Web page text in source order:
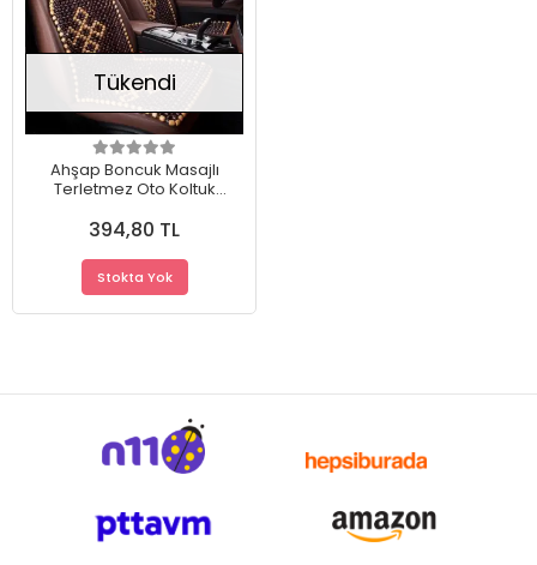
Tükendi
Ahşap Boncuk Masajlı
Terletmez Oto Koltuk
394,80 TL
Stokta Yok